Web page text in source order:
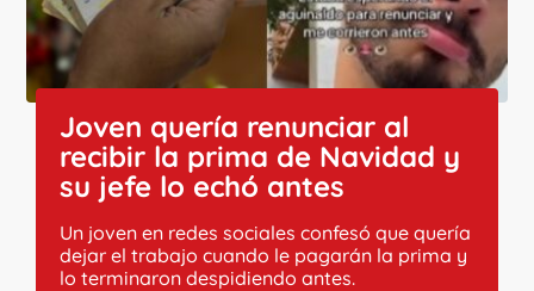
Joven quería renunciar al
recibir la prima de Navidad y
su jefe lo echó antes
Un joven en redes sociales confesó que quería
dejar el trabajo cuando le pagarán la prima y
lo terminaron despidiendo antes.